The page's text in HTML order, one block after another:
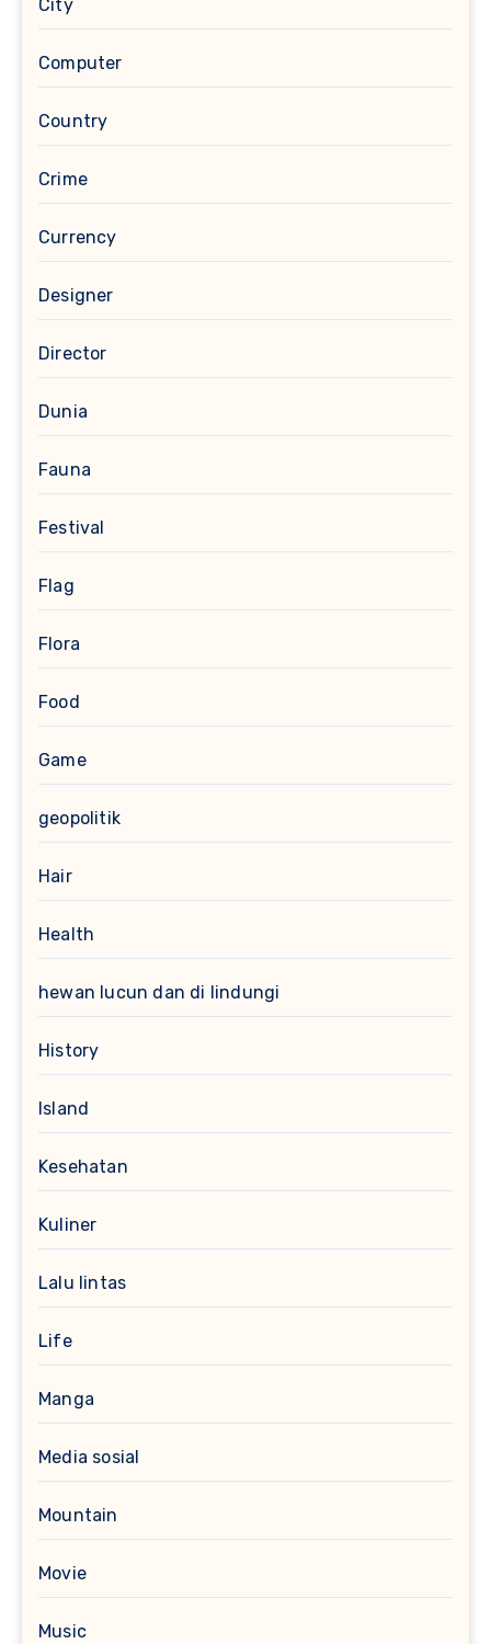
City
Computer
Country
Crime
Currency
Designer
Director
Dunia
Fauna
Festival
Flag
Flora
Food
Game
geopolitik
Hair
Health
hewan lucun dan di lindungi
History
Island
Kesehatan
Kuliner
Lalu lintas
Life
Manga
Media sosial
Mountain
Movie
Music